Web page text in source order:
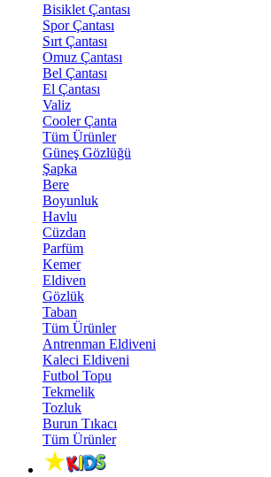
Bisiklet Çantası
Spor Çantası
Sırt Çantası
Omuz Çantası
Bel Çantası
El Çantası
Valiz
Cooler Çanta
Tüm Ürünler
Güneş Gözlüğü
Şapka
Bere
Boyunluk
Havlu
Cüzdan
Parfüm
Kemer
Eldiven
Gözlük
Taban
Tüm Ürünler
Antrenman Eldiveni
Kaleci Eldiveni
Futbol Topu
Tekmelik
Tozluk
Burun Tıkacı
Tüm Ürünler